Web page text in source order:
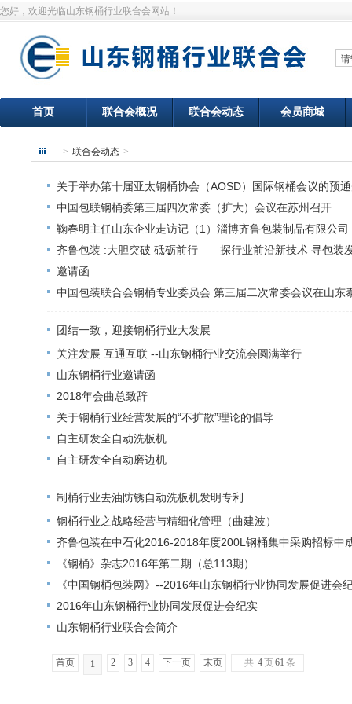
您好，欢迎光临山东钢桶行业联合会网站！
首页 联合会概况 联合会动态 会员商城
> 联合会动态 >
关于举办第十届亚太钢桶协会（AOSD）国际钢桶会议的预
中国包联钢桶委第三届四次常委（扩大）会议在苏州召开
鞠春明主任山东企业走访记（1）淄博齐鲁包装制品有限公司
齐鲁包装 :大胆突破 砥砺前行——探行业前沿新技术 寻包装
邀请函
中国包装联合会钢桶专业委员会 第三届二次常委会议在山东
团结一致，迎接钢桶行业大发展
关注发展 互通互联 --山东钢桶行业交流会圆满举行
山东钢桶行业邀请函
2018年会曲总致辞
关于钢桶行业经营发展的“不扩散”理论的倡导
自主研发全自动洗板机
自主研发全自动磨边机
制桶行业去油防锈自动洗板机发明专利
钢桶行业之战略经营与精细化管理（曲建波）
齐鲁包装在中石化2016-2018年度200L钢桶集中采购招标中
《钢桶》杂志2016年第二期（总113期）
《中国钢桶包装网》--2016年山东钢桶行业协同发展促进会
2016年山东钢桶行业协同发展促进会纪实
山东钢桶行业联合会简介
首页 1 2 3 4 下一页 末页 共 4页61 条